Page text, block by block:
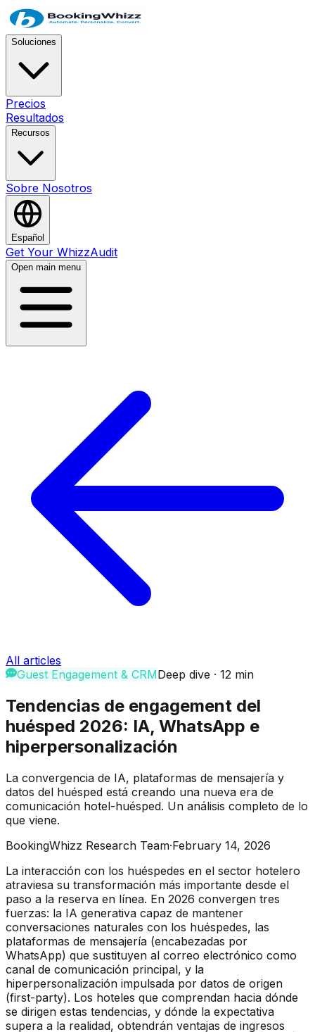
Soluciones
Precios
Resultados
Recursos
Sobre Nosotros
Español
Get Your WhizzAudit
Open main menu
All articles
Guest Engagement & CRMDeep dive · 12 min
Tendencias de engagement del
huésped 2026: IA, WhatsApp e
hiperpersonalización
La convergencia de IA, plataformas de mensajería y
datos del huésped está creando una nueva era de
comunicación hotel-huésped. Un análisis completo de lo
que viene.
BookingWhizz Research Team·February 14, 2026
La interacción con los huéspedes en el sector hotelero
atraviesa su transformación más importante desde el
paso a la reserva en línea. En 2026 convergen tres
fuerzas: la IA generativa capaz de mantener
conversaciones naturales con los huéspedes, las
plataformas de mensajería (encabezadas por
WhatsApp) que sustituyen al correo electrónico como
canal de comunicación principal, y la
hiperpersonalización impulsada por datos de origen
(first-party). Los hoteles que comprendan hacia dónde
se dirigen estas tendencias, y dónde la expectativa
supera a la realidad, obtendrán ventajas de ingresos